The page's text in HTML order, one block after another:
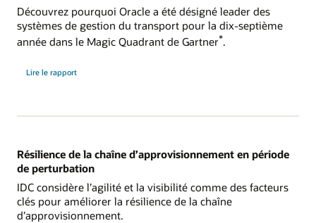
Découvrez pourquoi Oracle a été désigné leader des
systèmes de gestion du transport pour la dix-septième
année dans le Magic Quadrant de Gartner*.
Lire le rapport
Résilience de la chaîne d’approvisionnement en période
de perturbation
IDC considère l’agilité et la visibilité comme des facteurs
clés pour améliorer la résilience de la chaîne
d’approvisionnement.